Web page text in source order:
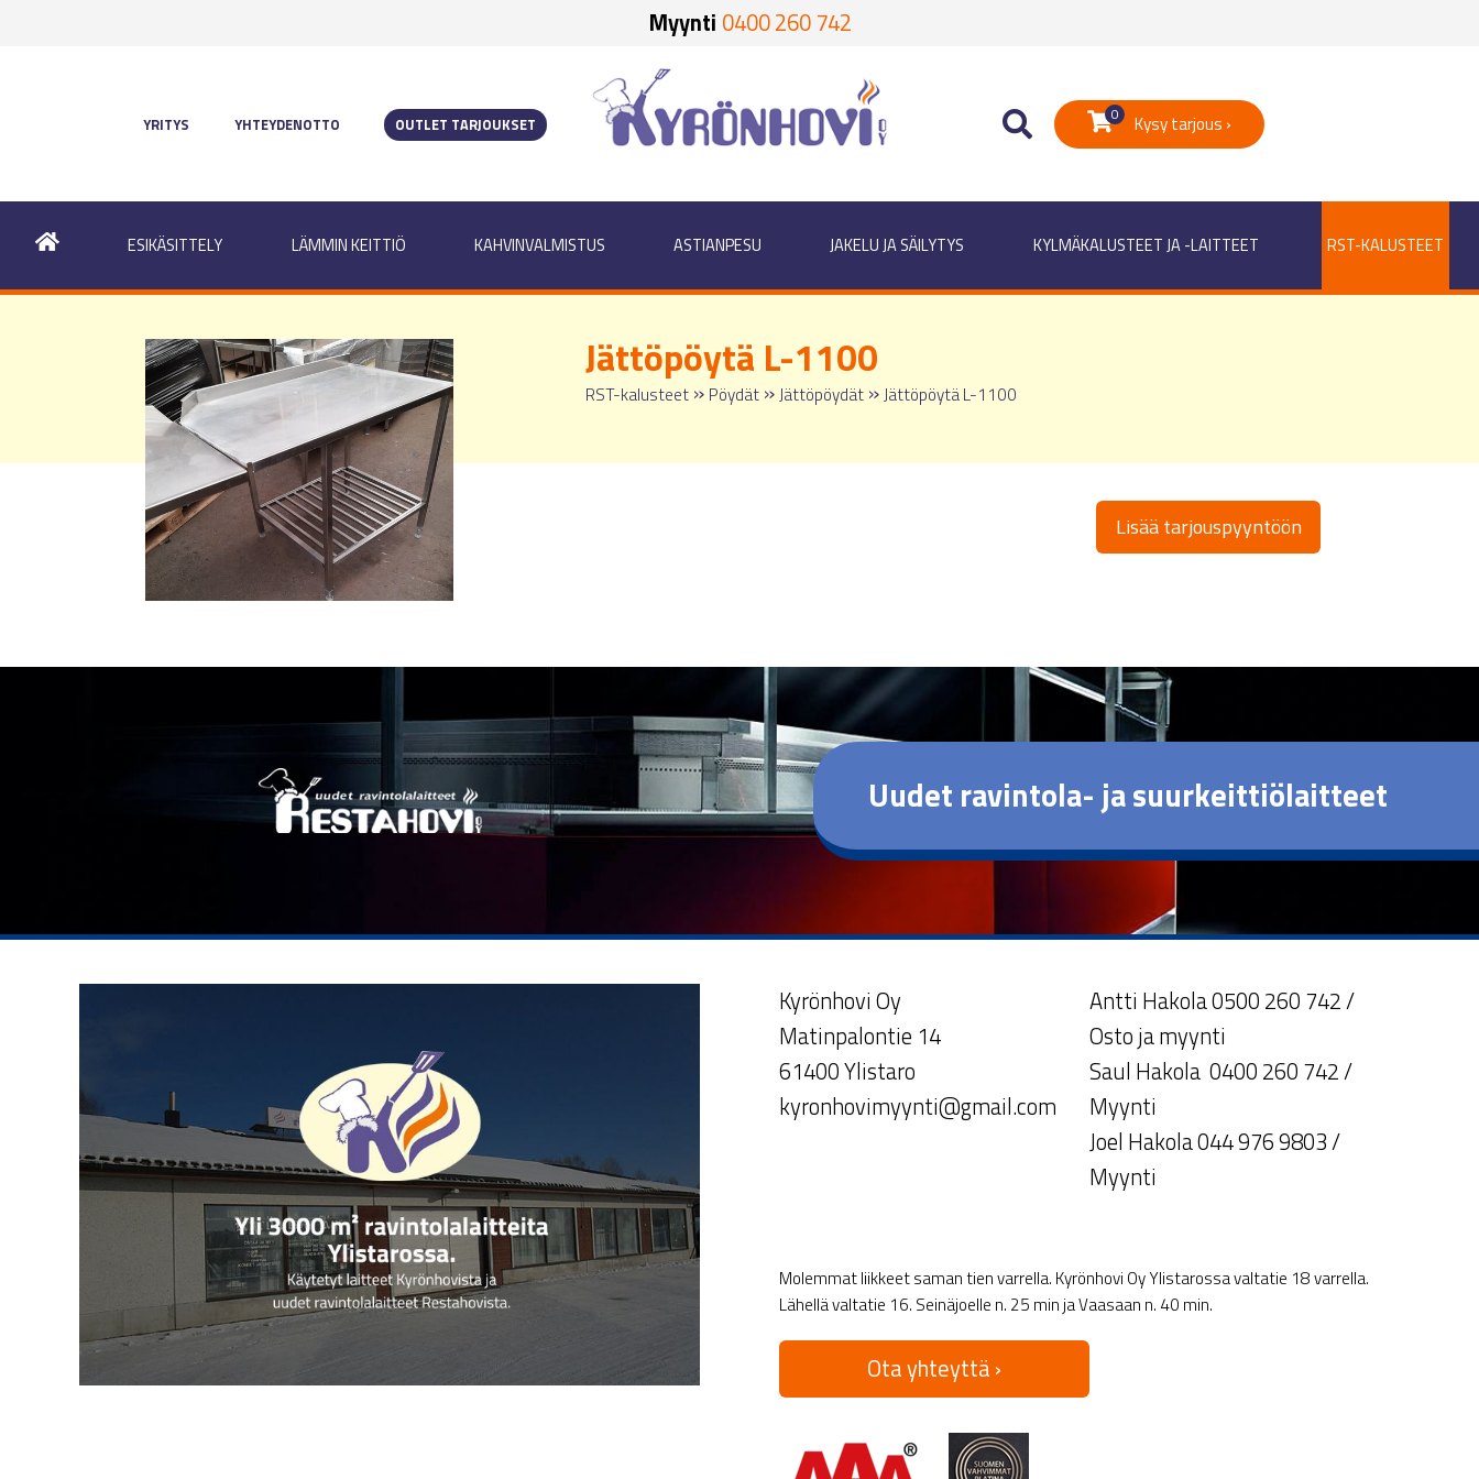
Myynti 0400 260 742
YRITYS YHTEYDENOTTO OUTLET TARJOUKSET
0 Kysy tarjous ›
ESIKÄSITTELY LÄMMIN KEITTIÖ KAHVINVALMISTUS ASTIANPESU JAKELU JA SÄILYTYS KYLMÄKALUSTEET JA -LAITTEET RST-KALUSTEET
Jättöpöytä L-1100
RST-kalusteet » Pöydät »Jättöpöydät »Jättöpöytä L-1100
Lisää tarjouspyyntöön
Uudet ravintola- ja suurkeittiölaitteet
Kyrönhovi Oy
Matinpalontie 14
61400 Ylistaro
kyronhovimyynti@gmail.com
Antti Hakola 0500 260 742 /
Osto ja myynti
Saul Hakola 0400 260 742 /
Myynti
Joel Hakola 044 976 9803 /
Myynti
Molemmat liikkeet saman tien varrella. Kyrönhovi Oy Ylistarossa valtatie 18 varrella.
Lähellä valtatie 16. Seinäjoelle n. 25 min ja Vaasaan n. 40 min.
Ota yhteyttä ›